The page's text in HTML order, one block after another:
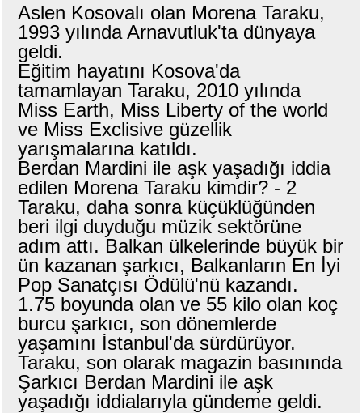
Aslen Kosovalı olan Morena Taraku,
1993 yılında Arnavutluk'ta dünyaya
geldi.
Eğitim hayatını Kosova'da
tamamlayan Taraku, 2010 yılında
Miss Earth, Miss Liberty of the world
ve Miss Exclisive güzellik
yarışmalarına katıldı.
Berdan Mardini ile aşk yaşadığı iddia
edilen Morena Taraku kimdir? - 2
Taraku, daha sonra küçüklüğünden
beri ilgi duyduğu müzik sektörüne
adım attı. Balkan ülkelerinde büyük bir
ün kazanan şarkıcı, Balkanların En İyi
Pop Sanatçısı Ödülü'nü kazandı.
1.75 boyunda olan ve 55 kilo olan koç
burcu şarkıcı, son dönemlerde
yaşamını İstanbul'da sürdürüyor.
Taraku, son olarak magazin basınında
Şarkıcı Berdan Mardini ile aşk
yaşadığı iddialarıyla gündeme geldi.